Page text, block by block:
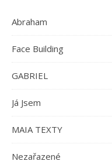
Abraham
Face Building
GABRIEL
Já Jsem
MAIA TEXTY
Nezařazené